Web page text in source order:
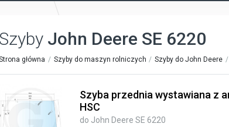
Szyby John Deere SE 6220
główna Szyby do maszyn rolniczych Szyby do John Deere
Szyba przednia wystawiana z
HSC
do John Deere SE 6220